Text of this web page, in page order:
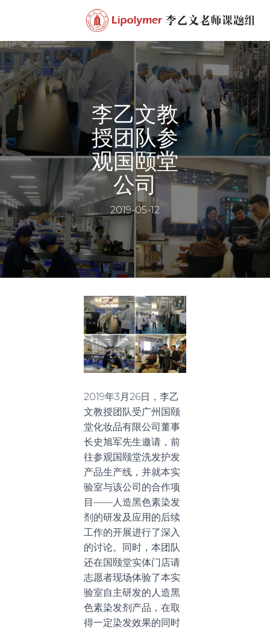
李乙文教
授团队参
观国颐堂
公司
2019-05-12
2019年3月26日，李乙
文教授团队受广州国颐
堂化妆品有限公司董事
长史旭军先生邀请，前
往参观国颐堂洗发护发
产品生产线，并就本实
验室与该公司的合作项
目——人造黑色素染发
剂的研发及应用的后续
工作的开展进行了深入
的讨论。同时，本团队
还在国颐堂实体门店请
志愿者现场体验了本实
验室自主研发的人造黑
色素染发剂产品，在取
得一定染发效果的同时